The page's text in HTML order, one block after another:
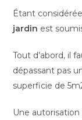
Étant
jardin est
Tout d’abord, il
dépassant pas
superficie de
Une